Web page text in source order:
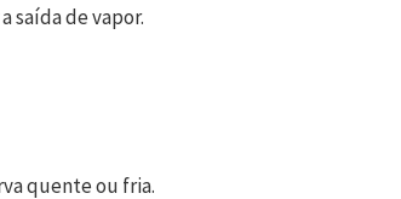
saída de vapor.
quente ou fria.